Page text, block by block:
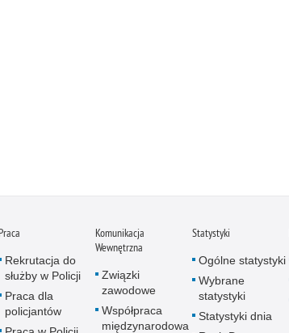
Praca
Rekrutacja do
służby w Policji
Praca dla
policjantów
Komunikacja
Wewnętrzna
Związki
zawodowe
Współpraca
międzynarodowa
Statystyki
Ogólne statystyki
Wybrane
statystyki
Statystyki dnia